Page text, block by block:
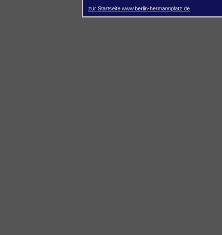
zur Startseite www.berlin-hermannplatz.de